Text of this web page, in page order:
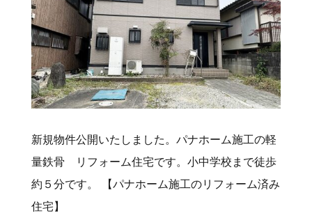
新規物件公開いたしました。パナホーム施工の軽
量鉄骨 リフォーム住宅です。小中学校まで徒歩
約５分です。 【パナホーム施工のリフォーム済み
住宅】